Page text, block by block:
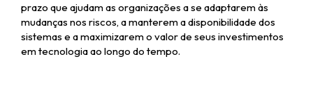
prazo que ajudam as organizações a se adaptarem às
mudanças nos riscos, a manterem a disponibilidade dos
sistemas e a maximizarem o valor de seus investimentos
em tecnologia ao longo do tempo.